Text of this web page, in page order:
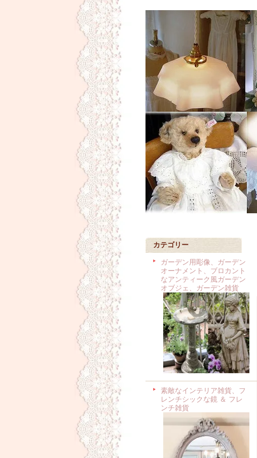
カテゴリー
ガーデン用彫像、ガーデン
オーナメント、ブロカント
なアンティーク風ガーデン
オブジェ、ガーデン雑貨
素敵なインテリア雑貨、フ
レンチシックな鏡 ＆ フレ
ンチ雑貨